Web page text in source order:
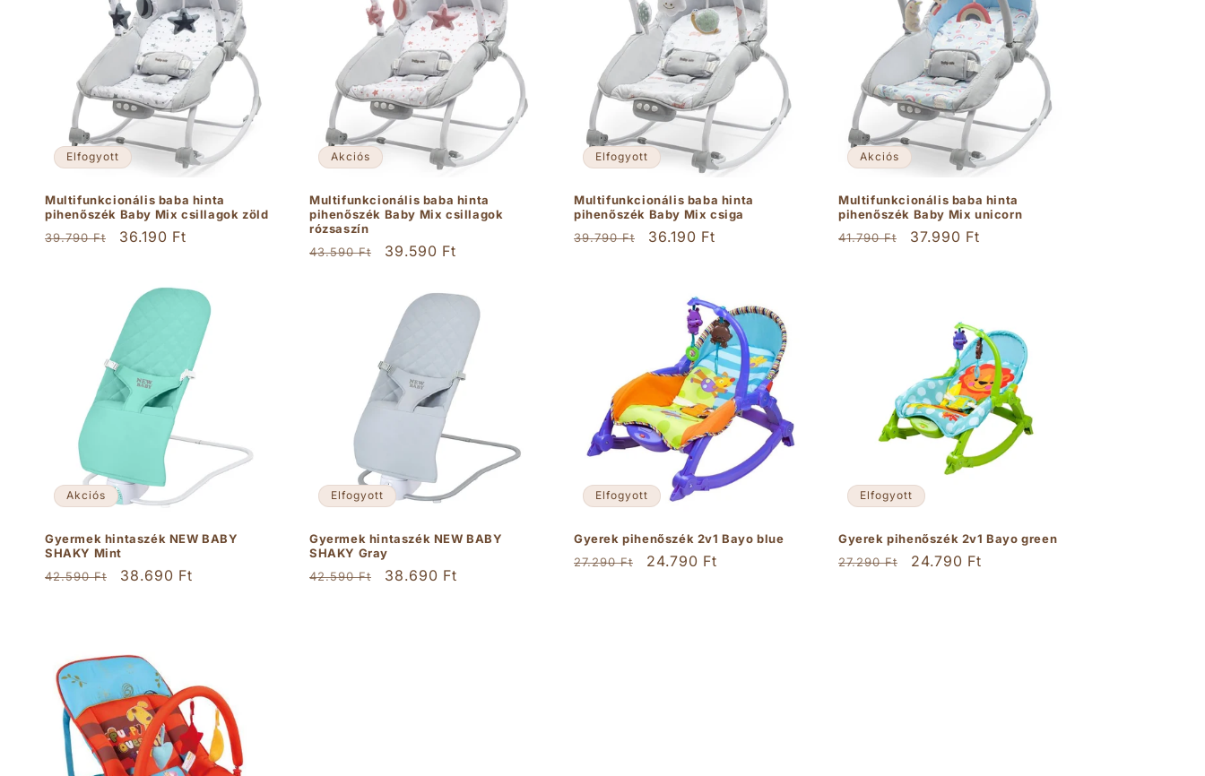
ó
:
Elfogyott
Multifunkcionális baba hinta
pihenőszék Baby Mix csillagok zöld
Normál
39.790 Ft
Akciós
36.190 Ft
Akciós
Multifunkcionális baba hinta
pihenőszék Baby Mix csillagok
rózsaszín
Normál
43.590 Ft
Akciós
39.590 Ft
Elfogyott
Multifunkcionális baba hinta
pihenőszék Baby Mix csiga
Normál
39.790 Ft
Akciós
36.190 Ft
Akciós
Multifunkcionális baba hinta
pihenőszék Baby Mix unicorn
Normál
41.790 Ft
Akciós
37.990 Ft
Akciós
Gyermek hintaszék NEW BABY
SHAKY Mint
Normál
42.590 Ft
Akciós
38.690 Ft
Elfogyott
Gyermek hintaszék NEW BABY
SHAKY Gray
Normál
42.590 Ft
Akciós
38.690 Ft
Elfogyott
Gyerek pihenőszék 2v1 Bayo blue
Normál
27.290 Ft
Akciós
24.790 Ft
Elfogyott
Gyerek pihenőszék 2v1 Bayo green
Normál
27.290 Ft
Akciós
24.790 Ft